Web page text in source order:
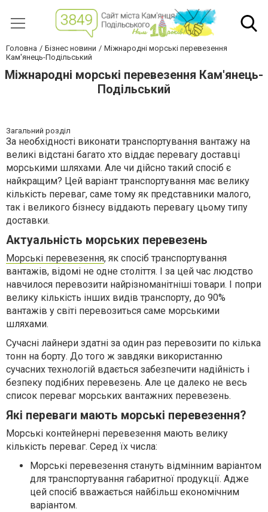
Головна Бізнес новини
Міжнародні морські перевезення
Кам'янець-Подільський
Міжнародні морські перевезення Кам'янець-
Подільський
Загальний розділ
За необхідності виконати транспортування вантажу на
великі відстані багато хто віддає перевагу доставці
морськими шляхами. Але чи дійсно такий спосіб є
найкращим? Цей варіант транспортування має велику
кількість переваг, саме тому як представники малого,
так і великого бізнесу віддають перевагу цьому типу
доставки.
Актуальність морських перевезень
Морські перевезення, як спосіб транспортування
вантажів, відомі не одне століття. І за цей час людство
навчилося перевозити найрізноманітніші товари. І попри
велику кількість інших видів транспорту, до 90%
вантажів у світі перевозиться саме морськими
шляхами.
Сучасні лайнери здатні за один раз перевозити по кілька
тонн на борту. До того ж завдяки використанню
сучасних технологій вдається забезпечити надійність і
безпеку подібних перевезень. Але це далеко не весь
список переваг морських вантажних перевезень.
Які переваги мають морські перевезення?
Морські контейнерні перевезення мають велику
кількість переваг. Серед їх числа:
Морські перевезення стануть відмінним варіантом
для транспортування габаритної продукції. Адже
цей спосіб вважається найбільш економічним
варіантом.